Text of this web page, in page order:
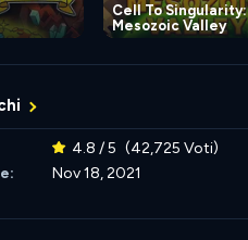
Cell To Singularity:
Mesozoic Valley
4.8 / 5 (42,725 Voti)
Nov 18, 2021